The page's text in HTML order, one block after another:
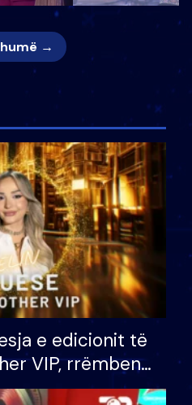
→
e edicionit të
VIP, rrëmben
100 mijë eurosh